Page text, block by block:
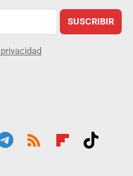
SUSCRIBIR